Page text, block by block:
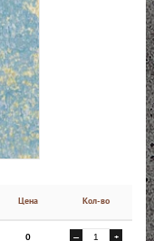
Цена Кол-во
0 — +